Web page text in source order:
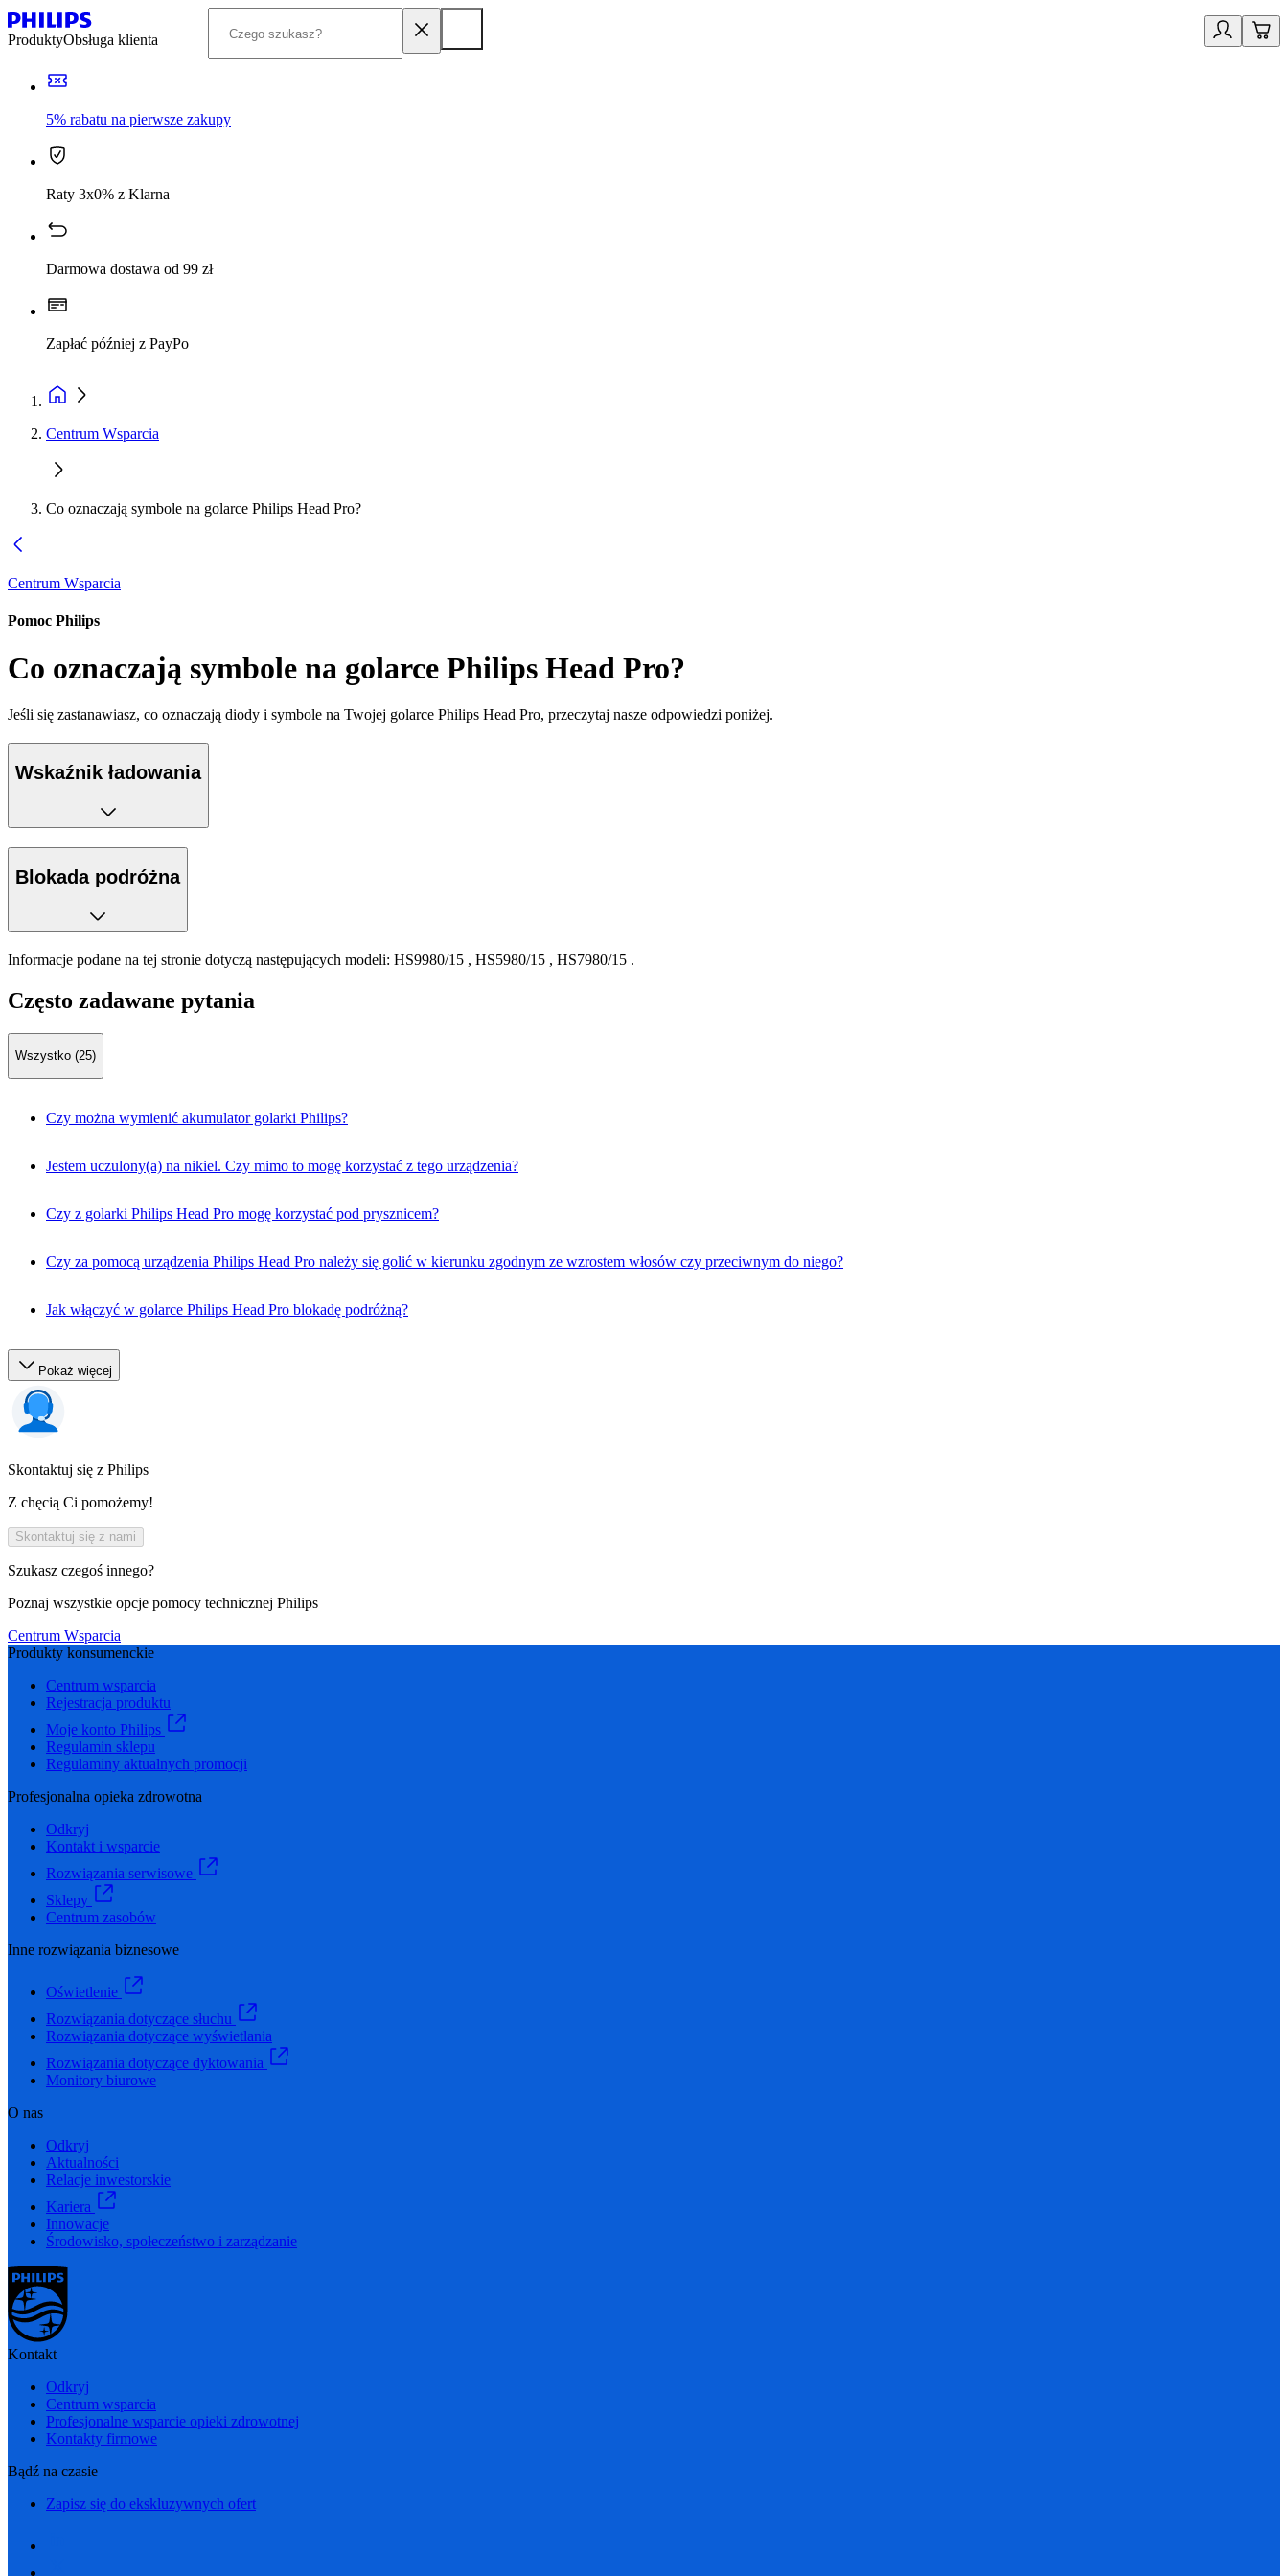
ProduktyObsługa klienta
5% rabatu na pierwsze zakupy
Raty 3x0% z Klarna
Darmowa dostawa od 99 zł
Zapłać później z PayPo
Centrum Wsparcia
Co oznaczają symbole na golarce Philips Head Pro?
Centrum Wsparcia
Pomoc Philips
Co oznaczają symbole na golarce Philips Head Pro?
Jeśli się zastanawiasz, co oznaczają diody i symbole na Twojej golarce Philips Head Pro, przeczytaj nasze odpowiedzi poniżej.
Wskaźnik ładowania
Blokada podróżna
Informacje podane na tej stronie dotyczą następujących modeli: HS9980/15 , HS5980/15 , HS7980/15 .
Często zadawane pytania
Wszystko (25)
Czy można wymienić akumulator golarki Philips?
Jestem uczulony(a) na nikiel. Czy mimo to mogę korzystać z tego urządzenia?
Czy z golarki Philips Head Pro mogę korzystać pod prysznicem?
Czy za pomocą urządzenia Philips Head Pro należy się golić w kierunku zgodnym ze wzrostem włosów czy przeciwnym do niego?
Jak włączyć w golarce Philips Head Pro blokadę podróżną?
Pokaż więcej
Skontaktuj się z Philips
Z chęcią Ci pomożemy!
Skontaktuj się z nami
Szukasz czegoś innego?
Poznaj wszystkie opcje pomocy technicznej Philips
Centrum Wsparcia
Produkty konsumenckie
Centrum wsparcia
Rejestracja produktu
Moje konto Philips
Regulamin sklepu
Regulaminy aktualnych promocji
Profesjonalna opieka zdrowotna
Odkryj
Kontakt i wsparcie
Rozwiązania serwisowe
Sklepy
Centrum zasobów
Inne rozwiązania biznesowe
Oświetlenie
Rozwiązania dotyczące słuchu
Rozwiązania dotyczące wyświetlania
Rozwiązania dotyczące dyktowania
Monitory biurowe
O nas
Odkryj
Aktualności
Relacje inwestorskie
Kariera
Innowacje
Środowisko, społeczeństwo i zarządzanie
Kontakt
Odkryj
Centrum wsparcia
Profesjonalne wsparcie opieki zdrowotnej
Kontakty firmowe
Bądź na czasie
Zapisz się do ekskluzywnych ofert